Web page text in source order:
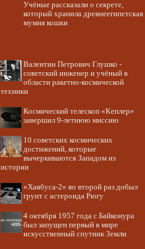
Учёные рассказали о секрете,
который хранила древнеегипетская
мумия кошки
Валентин Петрович Глушко -
советский инженер и учёный в
области ракетно-космической
техники
Космический телескоп «Кеплер»
завершил 9-летнюю миссию
10 советских космических
достижений, которые
вычеркиваются Западом из
истории
«Хаябуса-2» во второй раз добыл
грунт с астероида Рюгу
4 октября 1957 года с Байконура
был запущен первый в мире
искусственный спутник Земли